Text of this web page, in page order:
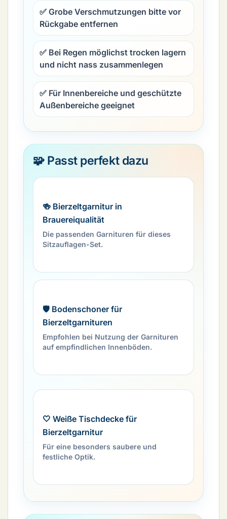
✅ Grobe Verschmutzungen bitte vor
Rückgabe entfernen
✅ Bei Regen möglichst trocken lagern
und nicht nass zusammenlegen
✅ Für Innenbereiche und geschützte
Außenbereiche geeignet
🧩 Passt perfekt dazu
🍻 Bierzeltgarnitur in
Brauereiqualität
Die passenden Garnituren für dieses
Sitzauflagen-Set.
🛡️ Bodenschoner für
Bierzeltgarnituren
Empfohlen bei Nutzung der Garnituren
auf empfindlichen Innenböden.
🤍 Weiße Tischdecke für
Bierzeltgarnitur
Für eine besonders saubere und
festliche Optik.